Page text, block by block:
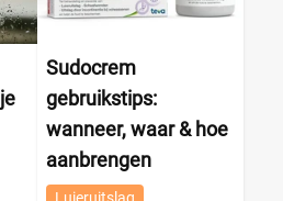
Sudocrem
gebruikstips:
wanneer, waar & hoe
aanbrengen
Luieruitslag